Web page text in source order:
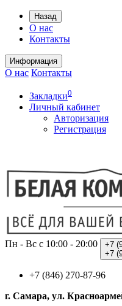
Назад
О нас
Контакты
Информация
О нас Контакты
Закладки0
Личный кабинет
Авторизация
Регистрация
Пн - Вс с 10:00 - 20:00 +7
+7
+7 (846) 270-87-96
г. Самара, ул.